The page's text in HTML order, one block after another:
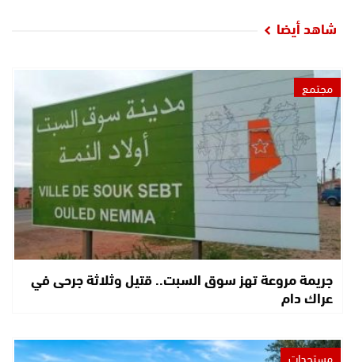
شاهد أيضا
مجتمع
جريمة مروعة تهز سوق السبت.. قتيل وثلاثة جرحى في
عراك دام
مستجدات